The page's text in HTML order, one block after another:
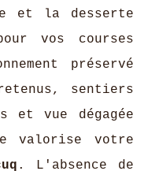
et la desserte
vos courses
préservé
sentiers
et vue dégagée
valorise votre
. L'absence de